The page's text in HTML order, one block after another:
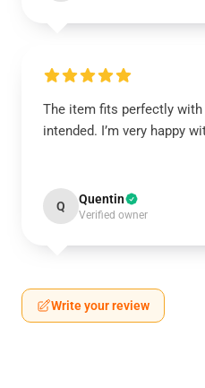
The item fits perfectly
intended. I’m very happy
Q Quentin
Verified owner
Write your review